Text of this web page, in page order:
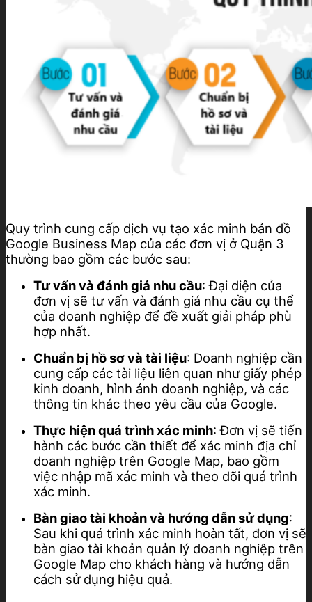
Quy trình cung cấp dịch vụ tạo xác minh bản đồ
Google Business Map của các đơn vị ở Quận 3
thường bao gồm các bước sau:
Tư vấn và đánh giá nhu cầu: Đại diện của
đơn vị sẽ tư vấn và đánh giá nhu cầu cụ thể
của doanh nghiệp để đề xuất giải pháp phù
hợp nhất.
Chuẩn bị hồ sơ và tài liệu: Doanh nghiệp cần
cung cấp các tài liệu liên quan như giấy phép
kinh doanh, hình ảnh doanh nghiệp, và các
thông tin khác theo yêu cầu của Google.
Thực hiện quá trình xác minh: Đơn vị sẽ tiến
hành các bước cần thiết để xác minh địa chỉ
doanh nghiệp trên Google Map, bao gồm
việc nhập mã xác minh và theo dõi quá trình
xác minh.
Bàn giao tài khoản và hướng dẫn sử dụng:
Sau khi quá trình xác minh hoàn tất, đơn vị sẽ
bàn giao tài khoản quản lý doanh nghiệp trên
Google Map cho khách hàng và hướng dẫn
cách sử dụng hiệu quả.